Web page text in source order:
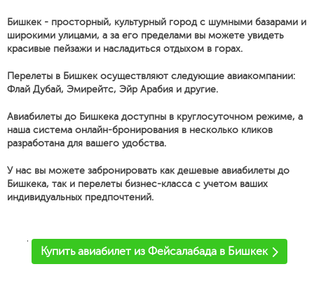
Бишкек - просторный, культурный город с шумными базарами и
широкими улицами, а за его пределами вы можете увидеть
красивые пейзажи и насладиться отдыхом в горах.
Перелеты в Бишкек осуществляют следующие авиакомпании:
Флай Дубай, Эмирейтс, Эйр Арабия и другие.
Авиабилеты до Бишкека доступны в круглосуточном режиме, а
наша система онлайн-бронирования в несколько кликов
разработана для вашего удобства.
У нас вы можете забронировать как дешевые авиабилеты до
Бишкека, так и перелеты бизнес-класса с учетом ваших
индивидуальных предпочтений.
'
Купить авиабилет из Фейсалабада в Бишкек